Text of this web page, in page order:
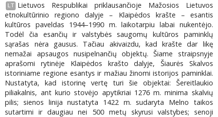
LT
Lietuvos Respublikai priklausančioje Mažosios Lietuvos
etnokultūrinio regiono dalyje – Klaipėdos krašte – esantis
kultūros paveldas 1944–1990 m. laikotarpiu labai nukentėjo.
Todėl čia esančių ir valstybės saugomų kultūros paminklų
sąrašas nėra gausus. Tačiau akivaizdu, kad krašte dar likę
nemažai apsaugos nusipelnančių objektų. Šiame straipsnyje
aprašomi rytinėje Klaipėdos krašto dalyje, Šiaurės Skalvos
istoriniame regione esantys ir mažiau žinomi istorijos paminklai.
Nustatyta, kad istorinę vertę turi šie objektai: Šereitlaukio
piliakalnis, ant kurio stovėjo apytikriai 1276 m. minima skalvių
pilis; sienos linija nustatyta 1422 m. sudaryta Melno taikos
sutartimi ir daugiau nei 500 metų skyrusi valstybes; senoji